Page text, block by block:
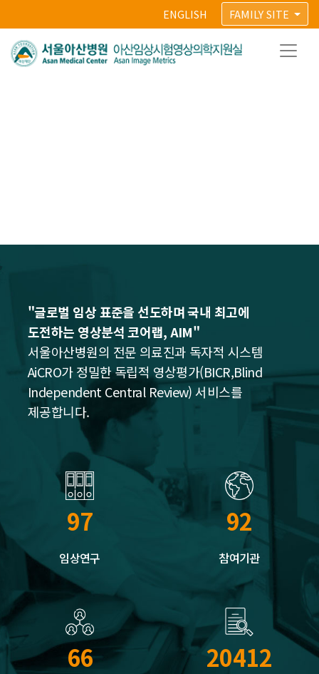
ENGLISH FAMILY SITE
"글로벌 임상 표준을 선도하며 국내 최고에
도전하는 영상분석 코어랩, AIM"
서울아산병원의 전문 의료진과 독자적 시스템
AiCRO가 정밀한 독립적 영상평가(BICR,Blind
Independent Central Review) 서비스를
제공합니다.
97
임상연구
92
참여기관
66 20412